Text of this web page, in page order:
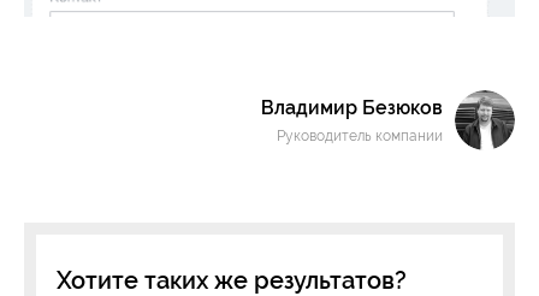
Владимир Безюков
Руководитель компании
Хотите таких же результатов?